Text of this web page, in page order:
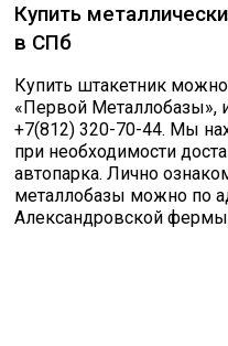
Купить
в СПб
Купить штакетник
«Первой Металлобазы»,
+7(812) 320-70-44. Мы
при необходимости
автопарка. Лично
металлобазы можно по
Александровской